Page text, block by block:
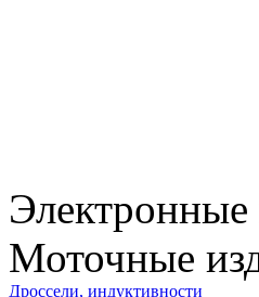
Моточные
Дроссели, индуктивности